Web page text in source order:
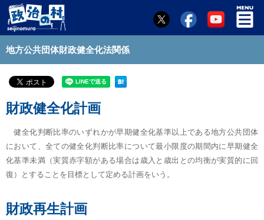
地方公共団体財政健全化法関係
財政健全化計画
健全化判断比率のいずれかが早期健全化基準以上である地方公共団体
において、全ての健全化判断比率について最小限度の期間内に早期健全
化基準未満（実質赤字額がある場合は歳入と歳出との均衡が実質的に回
復）とすることを目標として定める計画をいう。
財政再生計画